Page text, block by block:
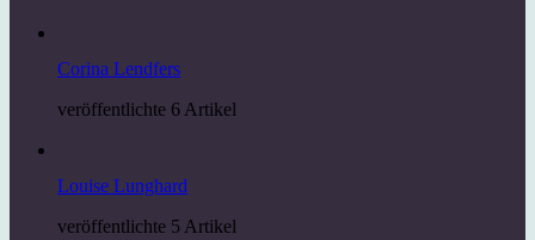
Corina Lendfers
veröffentlichte 6 Artikel
Louise Lunghard
veröffentlichte 5 Artikel